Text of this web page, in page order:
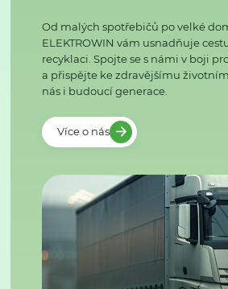
Od malých spotřebičů po velké
ELEKTROWIN vám usnadňuje
recyklaci. Spojte se s námi v boji
a přispějte ke zdravějšímu
nás i budoucí generace.
Více o nás